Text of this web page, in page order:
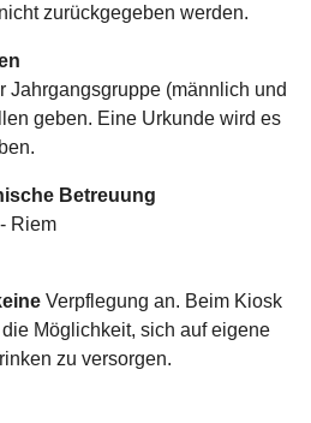
zurückgegeben werden.
Jahrgangsgruppe (männlich und
geben. Eine Urkunde wird es
Betreuung
Riem
Verpflegung an. Beim Kiosk
Möglichkeit, sich auf eigene
zu versorgen.